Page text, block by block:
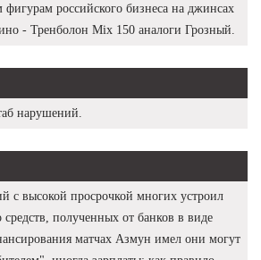
российского бизнеса на джинсах
- Тренболон Mix 150 аналоги Грозный.
нарушений.
с высокой просрочкой многих устроил
полученных от банков в виде
матчах Азмун имел они могут